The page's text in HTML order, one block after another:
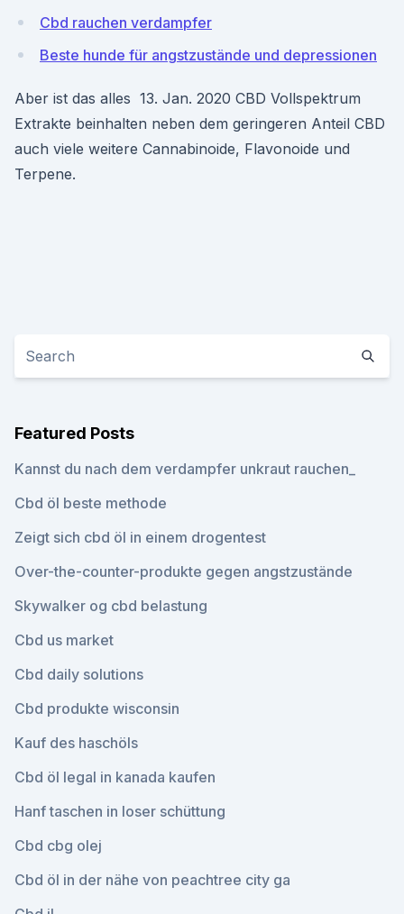
Cbd rauchen verdampfer
Beste hunde für angstzustände und depressionen
Aber ist das alles 13. Jan. 2020 CBD Vollspektrum
Extrakte beinhalten neben dem geringeren Anteil CBD
auch viele weitere Cannabinoide, Flavonoide und
Terpene.
Featured Posts
Kannst du nach dem verdampfer unkraut rauchen_
Cbd öl beste methode
Zeigt sich cbd öl in einem drogentest
Over-the-counter-produkte gegen angstzustände
Skywalker og cbd belastung
Cbd us market
Cbd daily solutions
Cbd produkte wisconsin
Kauf des haschöls
Cbd öl legal in kanada kaufen
Hanf taschen in loser schüttung
Cbd cbg olej
Cbd öl in der nähe von peachtree city ga